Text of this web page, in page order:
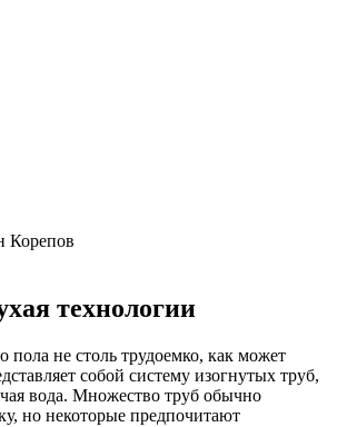
Корепов
технологии
пола не столь трудоемко, как может
собой систему изогнутых труб,
вода. Множество труб обычно
но некоторые предпочитают